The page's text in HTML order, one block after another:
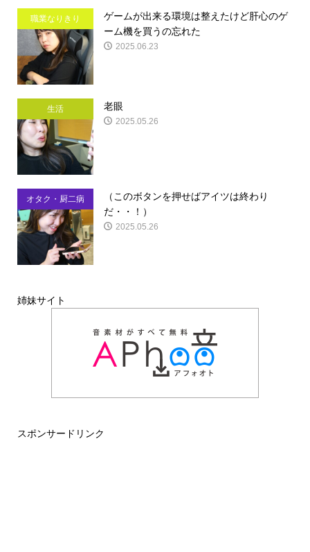
職業なりきり
ゲームが出来る環境は整えたけど肝心のゲ
ーム機を買うの忘れた
2025.06.23
生活 老眼
2025.05.26
オタク・厨二病
（このボタンを押せばアイツは終わり
だ・・！）
2025.05.26
姉妹サイト
スポンサードリンク